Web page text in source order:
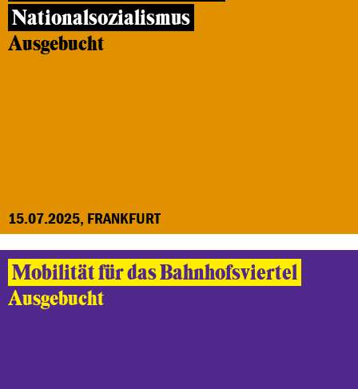
Nationalsozialismus
Ausgebucht
15.07.2025, FRANKFURT
Mobilität für das Bahnhofsviertel
Ausgebucht